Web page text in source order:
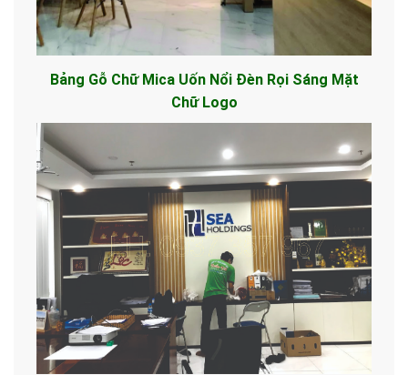
Bảng Gỗ Chữ Mica Uốn Nổi Đèn Rọi Sáng Mặt
Chữ Logo